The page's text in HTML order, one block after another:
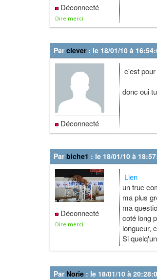
Déconnecté
Dire merci
Parclever: le 18/01/10 à
Déconnecté
c'est
donc oui
Parbiche1 : le 18/01/10 à
Déconnecté
Dire merci
Lien
un truc
ma plus
ma
coté long
longueur,
Si
Par Norie : le 18/01/10 à